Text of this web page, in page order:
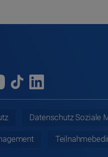
Datenschutz Soziale